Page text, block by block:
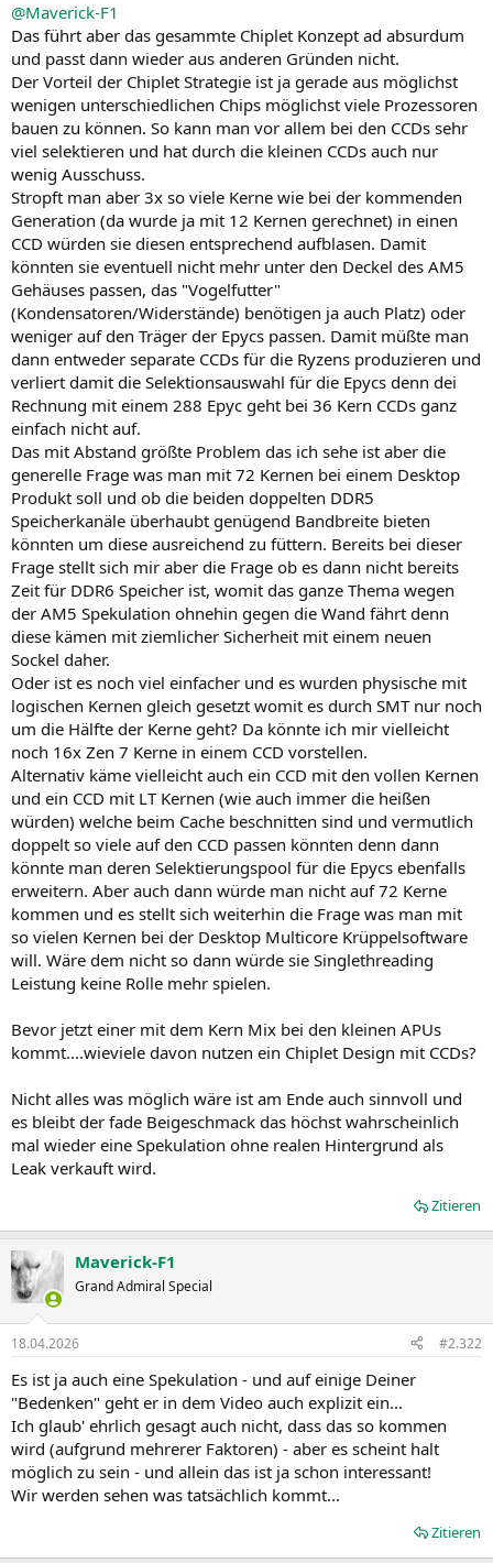
@Maverick-F1
Das führt aber das gesammte Chiplet Konzept ad absurdum
und passt dann wieder aus anderen Gründen nicht.
Der Vorteil der Chiplet Strategie ist ja gerade aus möglichst
wenigen unterschiedlichen Chips möglichst viele Prozessoren
bauen zu können. So kann man vor allem bei den CCDs sehr
viel selektieren und hat durch die kleinen CCDs auch nur
wenig Ausschuss.
Stropft man aber 3x so viele Kerne wie bei der kommenden
Generation (da wurde ja mit 12 Kernen gerechnet) in einen
CCD würden sie diesen entsprechend aufblasen. Damit
könnten sie eventuell nicht mehr unter den Deckel des AM5
Gehäuses passen, das "Vogelfutter"
(Kondensatoren/Widerstände) benötigen ja auch Platz) oder
weniger auf den Träger der Epycs passen. Damit müßte man
dann entweder separate CCDs für die Ryzens produzieren und
verliert damit die Selektionsauswahl für die Epycs denn dei
Rechnung mit einem 288 Epyc geht bei 36 Kern CCDs ganz
einfach nicht auf.
Das mit Abstand größte Problem das ich sehe ist aber die
generelle Frage was man mit 72 Kernen bei einem Desktop
Produkt soll und ob die beiden doppelten DDR5
Speicherkanäle überhaubt genügend Bandbreite bieten
könnten um diese ausreichend zu füttern. Bereits bei dieser
Frage stellt sich mir aber die Frage ob es dann nicht bereits
Zeit für DDR6 Speicher ist, womit das ganze Thema wegen
der AM5 Spekulation ohnehin gegen die Wand fährt denn
diese kämen mit ziemlicher Sicherheit mit einem neuen
Sockel daher.
Oder ist es noch viel einfacher und es wurden physische mit
logischen Kernen gleich gesetzt womit es durch SMT nur noch
um die Hälfte der Kerne geht? Da könnte ich mir vielleicht
noch 16x Zen 7 Kerne in einem CCD vorstellen.
Alternativ käme vielleicht auch ein CCD mit den vollen Kernen
und ein CCD mit LT Kernen (wie auch immer die heißen
würden) welche beim Cache beschnitten sind und vermutlich
doppelt so viele auf den CCD passen könnten denn dann
könnte man deren Selektierungspool für die Epycs ebenfalls
erweitern. Aber auch dann würde man nicht auf 72 Kerne
kommen und es stellt sich weiterhin die Frage was man mit
so vielen Kernen bei der Desktop Multicore Krüppelsoftware
will. Wäre dem nicht so dann würde sie Singlethreading
Leistung keine Rolle mehr spielen.
Bevor jetzt einer mit dem Kern Mix bei den kleinen APUs
kommt....wieviele davon nutzen ein Chiplet Design mit CCDs?
Nicht alles was möglich wäre ist am Ende auch sinnvoll und
es bleibt der fade Beigeschmack das höchst wahrscheinlich
mal wieder eine Spekulation ohne realen Hintergrund als
Leak verkauft wird.
Zitieren
Maverick-F1
Grand Admiral Special
18.04.2026 #2.322
Es ist ja auch eine Spekulation - und auf einige Deiner
"Bedenken" geht er in dem Video auch explizit ein...
Ich glaub' ehrlich gesagt auch nicht, dass das so kommen
wird (aufgrund mehrerer Faktoren) - aber es scheint halt
möglich zu sein - und allein das ist ja schon interessant!
Wir werden sehen was tatsächlich kommt...
Zitieren